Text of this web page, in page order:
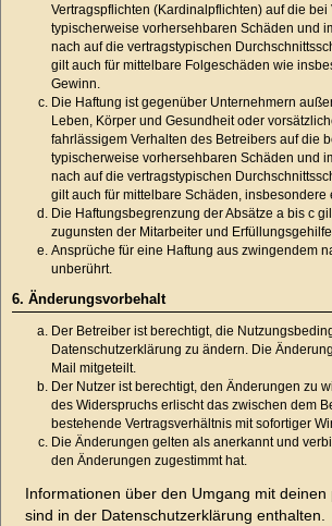
Vertragspflichten (Kardinalpflichten) auf die bei
typischerweise vorhersehbaren Schäden und
nach auf die vertragstypischen
gilt auch für mittelbare Folgeschäden wie
Gewinn.
Die Haftung ist gegenüber Unternehmern
Leben, Körper und Gesundheit oder
fahrlässigem Verhalten des Betreibers auf die
typischerweise vorhersehbaren Schäden und
nach auf die vertragstypischen
gilt auch für mittelbare Schäden,
Die Haftungsbegrenzung der Absätze a bis c
zugunsten der Mitarbeiter und
Ansprüche für eine Haftung aus zwingendem
unberührt.
6. Änderungsvorbehalt
Der Betreiber ist berechtigt, die
Datenschutzerklärung zu ändern. Die
Mail mitgeteilt.
Der Nutzer ist berechtigt, den Änderungen zu
des Widerspruchs erlischt das zwischen dem
bestehende Vertragsverhältnis mit sofortiger
Die Änderungen gelten als anerkannt und
den Änderungen zugestimmt hat.
Informationen über den Umgang mit deinen
sind in der Datenschutzerklärung enthalten.